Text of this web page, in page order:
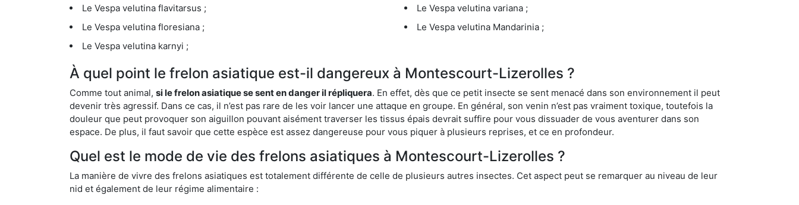
Le Vespa velutina flavitarsus ;
Le Vespa velutina floresiana ;
Le Vespa velutina karnyi ;
Le Vespa velutina variana ;
Le Vespa velutina Mandarinia ;
À quel point le frelon asiatique est-il dangereux à Montescourt-Lizerolles ?
Comme tout animal, si le frelon asiatique se sent en danger il répliquera. En effet, dès que ce petit insecte se sent menacé dans son environnement il peut
devenir très agressif. Dans ce cas, il n’est pas rare de les voir lancer une attaque en groupe. En général, son venin n’est pas vraiment toxique, toutefois la
douleur que peut provoquer son aiguillon pouvant aisément traverser les tissus épais devrait suffire pour vous dissuader de vous aventurer dans son
espace. De plus, il faut savoir que cette espèce est assez dangereuse pour vous piquer à plusieurs reprises, et ce en profondeur.
Quel est le mode de vie des frelons asiatiques à Montescourt-Lizerolles ?
La manière de vivre des frelons asiatiques est totalement différente de celle de plusieurs autres insectes. Cet aspect peut se remarquer au niveau de leur
nid et également de leur régime alimentaire :